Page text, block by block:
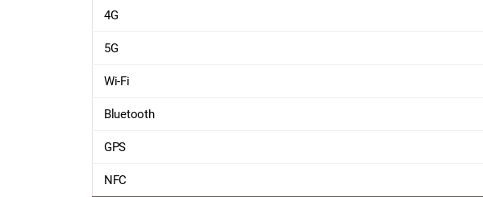
4G
5G
Wi-Fi
Bluetooth
GPS
NFC